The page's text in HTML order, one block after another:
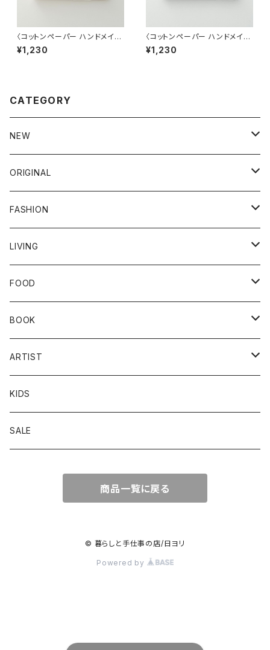
〈コットンペーパー ハンドメイド
日本製〉Sサイズ封筒 ブラッシ
ュピンク
¥1,230
〈コットンペーパー ハンドメイド
日本製〉 Sサイズ封筒 グレー
ジュ
¥1,230
CATEGORY
NEW
新商品
ORIGINAL
クラシノシゴトギ
ダブルガーゼ
ワークパンツ
FASHION
クラシノシゴトギ
ダブルガーゼ
ワークパンツ
ファッション小物
帽子
ソックス
バッグ
LIVING
器
カトラリー
キッチン雑貨
インテリア雑貨
紙もの／文具
FOOD
食品
飲料
MUSICA TEA
BOOK
本
ARTIST
amirii
irocomono
KIDS
SALE
商品一覧に戻る
© 暮らしと手仕事の店/日ヨリ
Powered by